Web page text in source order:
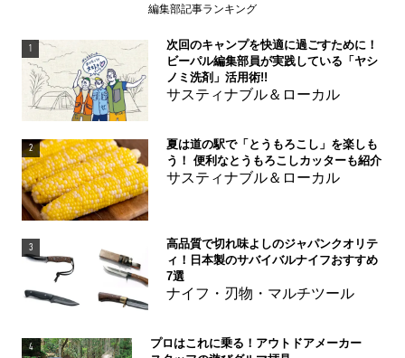
編集部記事ランキング
1
次回のキャンプを快適に過ごすために！
ビーパル編集部員が実践している「ヤシ
ノミ洗剤」活用術!!
サスティナブル＆ローカル
2
夏は道の駅で「とうもろこし」を楽しも
う！ 便利なとうもろこしカッターも紹介
サスティナブル＆ローカル
3
高品質で切れ味よしのジャパンクオリテ
ィ！日本製のサバイバルナイフおすすめ
7選
ナイフ・刃物・マルチツール
4
プロはこれに乗る！アウトドアメーカー